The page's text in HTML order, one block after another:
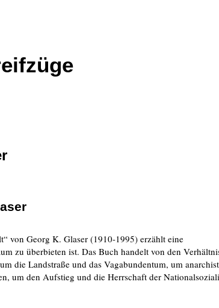
von Georg K. Glaser (1910-1995) erzählt eine
zu überbieten ist. Das Buch handelt von den
die Landstraße und das Vagabundentum, um
um den Aufstieg und die Herrschaft der